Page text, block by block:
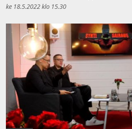
ke 18.5.2022 klo 15.30